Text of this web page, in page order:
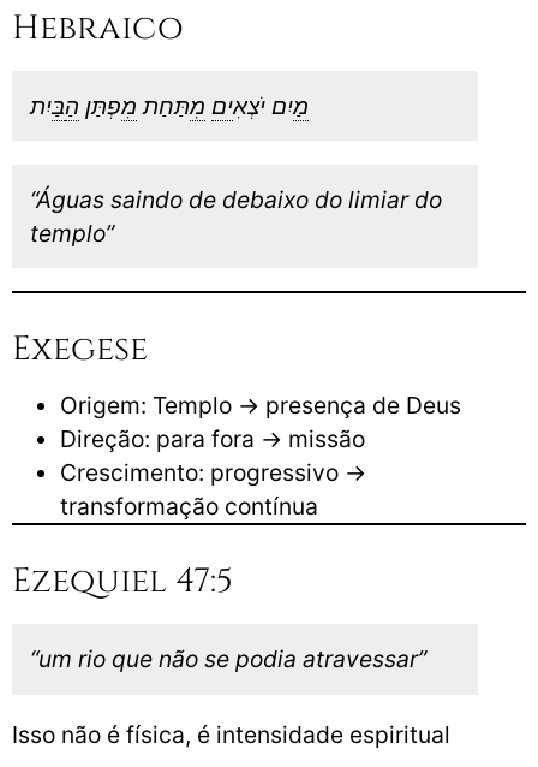
Hebraico
מַיִם יֹצְאִים מִתַּחַת מִפְתַּן הבַּיִת
“Águas saindo de debaixo do limiar do
templo”
Exegese
Origem: Templo → presença de Deus
Direção: para fora → missão
Crescimento: progressivo →
transformação contínua
Ezequiel 47:5
“um rio que não se podia atravessar”
Isso não é física, é intensidade espiritual